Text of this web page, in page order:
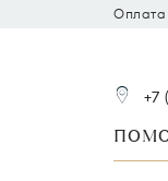
Оплата
+7